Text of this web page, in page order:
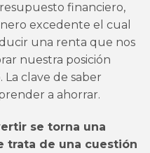
financiero,
excedente el cual
una renta que nos
nuestra posición
clave de saber
a ahorrar.
se torna una
trata de una cuestión